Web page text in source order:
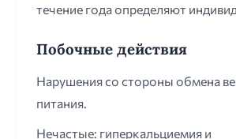
течение года определяют
Побочные действия
Нарушения со стороны обмена
питания.
Нечастые: гиперкальциемия и